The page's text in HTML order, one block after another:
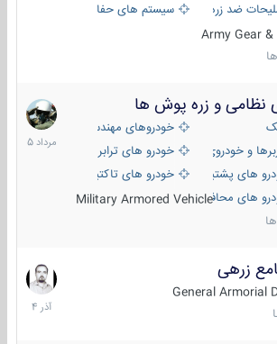
ضد زره
سیستم های حفاظت فعال
Army Gear
و زره پوش ها
خودروهای مهندسی
و خودروی های رزمی پیاده نظام
خودرو های ترابری نظامی
های پشتیبانی آتش ، شناسایی و ضد تانک
خودرو های تاکتیکی نظامی
های محافظت شده
Military Armored Vehicle
2
مرداد
1405
زرهی
General
7
آذر
1404